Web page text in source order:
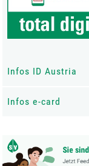
Infos ID Austria
Infos e-card